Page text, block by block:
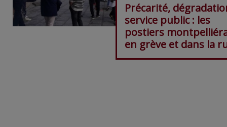
Précarité,
service public : les
postiers
en grève et dans la